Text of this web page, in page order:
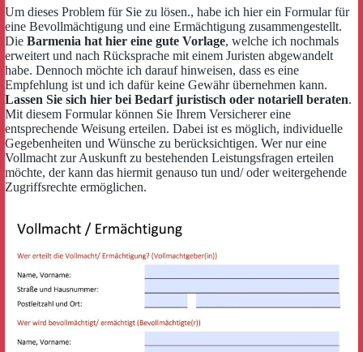
Um dieses Problem für Sie zu lösen., habe ich hier ein Formular für
eine Bevollmächtigung und eine Ermächtigung zusammengestellt.
Die Barmenia hat hier eine gute Vorlage, welche ich nochmals
erweitert und nach Rücksprache mit einem Juristen abgewandelt
habe. Dennoch möchte ich darauf hinweisen, dass es eine
Empfehlung ist und ich dafür keine Gewähr übernehmen kann.
Lassen Sie sich hier bei Bedarf juristisch oder notariell beraten.
Mit diesem Formular können Sie Ihrem Versicherer eine
entsprechende Weisung erteilen. Dabei ist es möglich, individuelle
Gegebenheiten und Wünsche zu berücksichtigen. Wer nur eine
Vollmacht zur Auskunft zu bestehenden Leistungsfragen erteilen
möchte, der kann das hiermit genauso tun und/ oder weitergehende
Zugriffsrechte ermöglichen.